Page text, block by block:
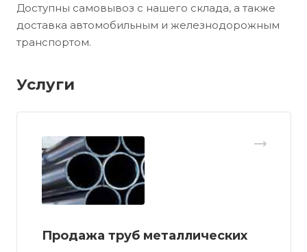
Доступны самовывоз с нашего склада, а также
доставка автомобильным и железнодорожным
транспортом.
Услуги
Продажа труб металлических